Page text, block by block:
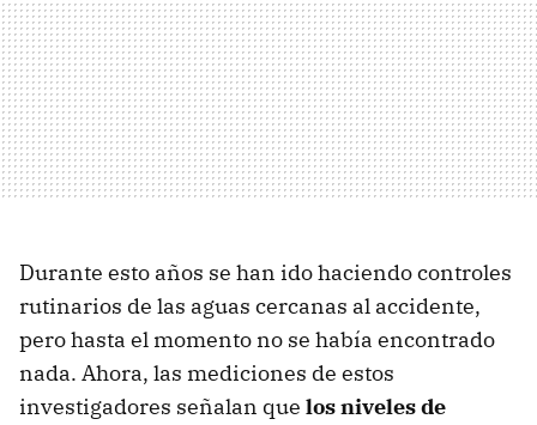
Durante esto años se han ido haciendo controles
rutinarios de las aguas cercanas al accidente,
pero hasta el momento no se había encontrado
nada. Ahora, las mediciones de estos
investigadores señalan que los niveles de